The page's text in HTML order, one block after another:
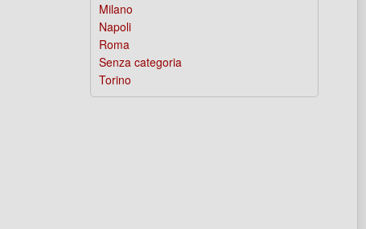
Milano
Napoli
Roma
Senza categoria
Torino